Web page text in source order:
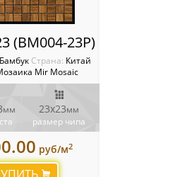
(BM004-23P)
Бамбук Cтрана: Китай
Mir Mosaic
мм
23х23мм
размер чипа
руб/м2